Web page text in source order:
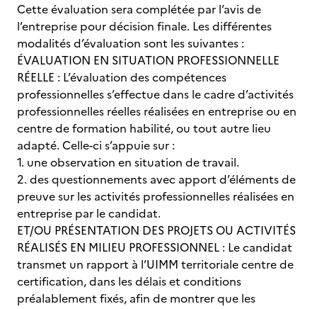
Cette évaluation sera complétée par l’avis de
l’entreprise pour décision finale. Les différentes
modalités d’évaluation sont les suivantes :
ÉVALUATION EN SITUATION PROFESSIONNELLE
RÉELLE : L’évaluation des compétences
professionnelles s’effectue dans le cadre d’activités
professionnelles réelles réalisées en entreprise ou en
centre de formation habilité, ou tout autre lieu
adapté. Celle-ci s’appuie sur :
1. une observation en situation de travail.
2. des questionnements avec apport d’éléments de
preuve sur les activités professionnelles réalisées en
entreprise par le candidat.
ET/OU PRÉSENTATION DES PROJETS OU ACTIVITÉS
RÉALISÉS EN MILIEU PROFESSIONNEL : Le candidat
transmet un rapport à l’UIMM territoriale centre de
certification, dans les délais et conditions
préalablement fixés, afin de montrer que les